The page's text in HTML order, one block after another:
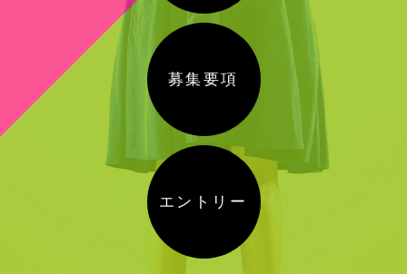
募集要項
エントリー